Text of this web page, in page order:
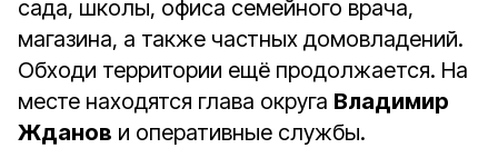
сада, школы, офиса семейного врача,
магазина, а также частных домовладений.
Обходи территории ещё продолжается. На
месте находятся глава округа Владимир
Жданов и оперативные службы.